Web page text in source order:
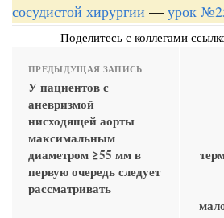
сосудистой хирургии — урок
Поделитесь с коллегами
ПРЕДЫДУЩАЯ ЗАПИСЬ
У пациентов с
аневризмой
нисходящей аорты
максимальным
диаметром ≥55 мм в
первую очередь следует
рассматривать